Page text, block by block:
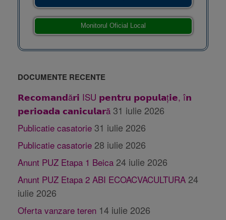
Monitorul Oficial Local
DOCUMENTE RECENTE
𝗥𝗲𝗰𝗼𝗺𝗮𝗻𝗱ă𝗿𝗶 ISU 𝗽𝗲𝗻𝘁𝗿𝘂 𝗽𝗼𝗽𝘂𝗹𝗮ț𝗶𝗲, î𝗻
𝗽𝗲𝗿𝗶𝗼𝗮𝗱𝗮 𝗰𝗮𝗻𝗶𝗰𝘂𝗹𝗮𝗿ă 31 iulie 2026
Publicatie casatorie 31 iulie 2026
Publicatie casatorie 28 iulie 2026
Anunt PUZ Etapa 1 Beica 24 iulie 2026
Anunt PUZ Etapa 2 ABI ECOACVACULTURA 24
iulie 2026
Oferta vanzare teren 14 iulie 2026